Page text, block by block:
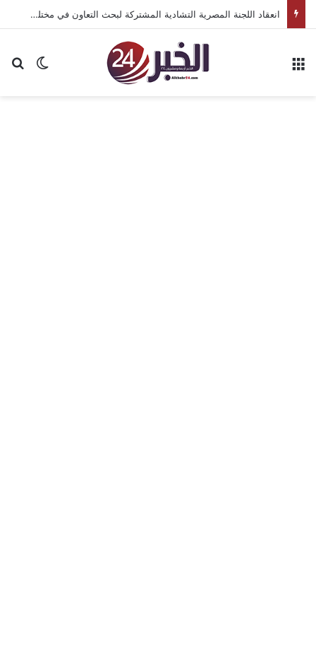
انعقاد اللجنة المصرية التشادية المشتركة لبحث التعاون في مختلف المجالات
الوضع